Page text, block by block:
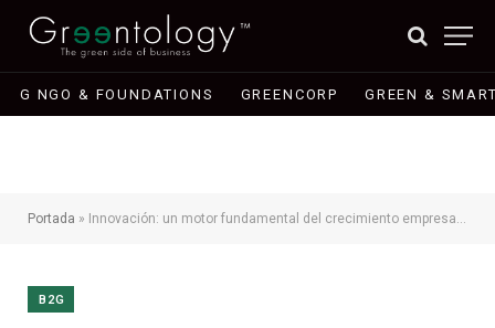
G NGO & FOUNDATIONS GREENCORP GREEN &
Portada » Innovación: un motor fundamental del crecimiento empresarial
B2G